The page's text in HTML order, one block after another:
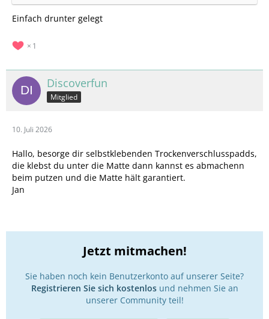
Einfach drunter gelegt
1
Discoverfun
Mitglied
10. Juli 2026
Hallo, besorge dir selbstklebenden Trockenverschlusspadds,
die klebst du unter die Matte dann kannst es abmachenn
beim putzen und die Matte hält garantiert.
Jan
Jetzt mitmachen!
Sie haben noch kein Benutzerkonto auf unserer Seite?
Registrieren Sie sich kostenlosund nehmen Sie an
unserer Community teil!